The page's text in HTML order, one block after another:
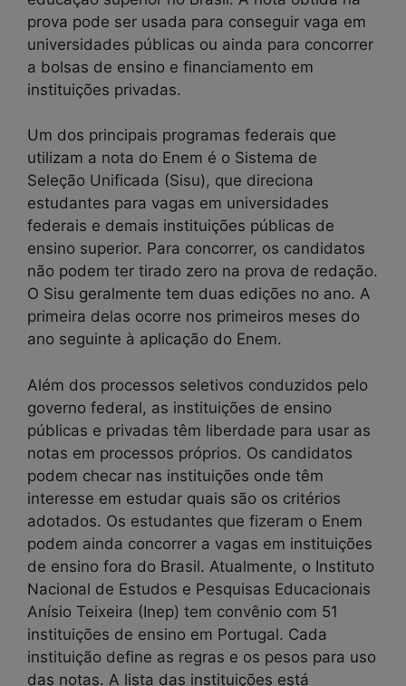
prova pode ser usada para conseguir vaga em
universidades públicas ou ainda para concorrer
a bolsas de ensino e financiamento em
instituições privadas.
Um dos principais programas federais que
utilizam a nota do Enem é o Sistema de
Seleção Unificada (Sisu), que direciona
estudantes para vagas em universidades
federais e demais instituições públicas de
ensino superior. Para concorrer, os candidatos
não podem ter tirado zero na prova de redação.
O Sisu geralmente tem duas edições no ano. A
primeira delas ocorre nos primeiros meses do
ano seguinte à aplicação do Enem.
Além dos processos seletivos conduzidos pelo
governo federal, as instituições de ensino
públicas e privadas têm liberdade para usar as
notas em processos próprios. Os candidatos
podem checar nas instituições onde têm
interesse em estudar quais são os critérios
adotados. Os estudantes que fizeram o Enem
podem ainda concorrer a vagas em instituições
de ensino fora do Brasil. Atualmente, o Instituto
Nacional de Estudos e Pesquisas Educacionais
Anísio Teixeira (Inep) tem convênio com 51
instituições de ensino em Portugal. Cada
instituição define as regras e os pesos para uso
das notas. A lista das instituições está